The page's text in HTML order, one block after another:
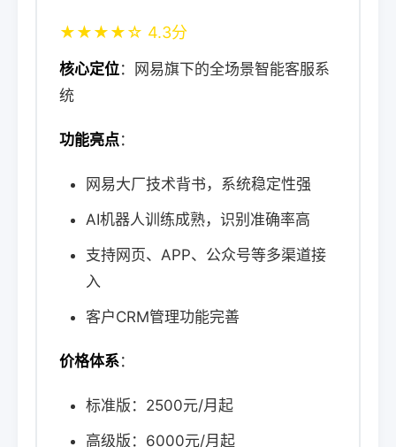
★★★★☆ 4.3分
核心定位：网易旗下的全场景智能客服系
统
功能亮点：
网易大厂技术背书，系统稳定性强
AI机器人训练成熟，识别准确率高
支持网页、APP、公众号等多渠道接
入
客户CRM管理功能完善
价格体系：
标准版：2500元/月起
高级版：6000元/月起